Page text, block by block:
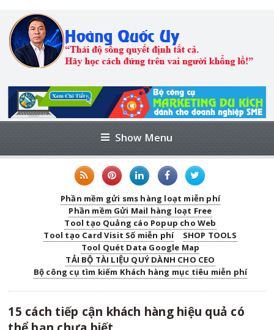
Show Menu
Phần mềm gửi sms hàng loạt miễn phí
Phần mềm Gửi Mail hàng loạt Free
Tool tạo Quảng cáo Popup cho Web
Tool tạo Card Visit Số miễn phí
SHOP TOOLS
Tool Quét Data Google Map
TẢI BỘ TÀI LIỆU QUÝ DÀNH CHO CEO
Bộ công cụ tìm kiếm Khách hàng mục tiêu miễn phí
15 cách tiếp cận khách hàng hiệu quả có